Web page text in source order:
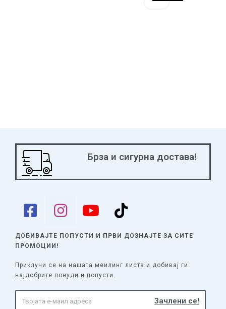
Брза и сигурна достава!
ДОБИВАЈТЕ ПОПУСТИ И ПРВИ ДОЗНАЈТЕ ЗА СИТЕ
ПРОМОЦИИ!
Приклучи се на нашата меилинг листа и добивај ги
најдобрите понуди и попусти.